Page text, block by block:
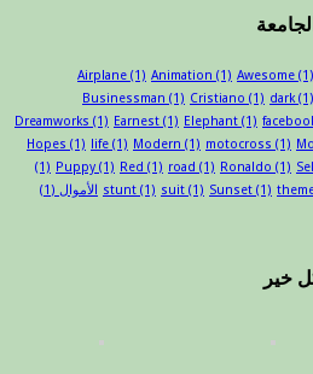
2022
_
مواضيع
مهمة
أهمها
:
Airplane (1) Animation (1) Awesome (1)
Businessman (1) Cristiano (1) dark(1)
Dreamworks (1) Earnest (1) Elephant (1)
Hopes (1) life (1) Modern (1) motocross (1)
(1) Puppy (1) Red (1) road (1) Ronaldo (1)
stunt (1) suit (1) Sunset (1) الأموال (1)
خير